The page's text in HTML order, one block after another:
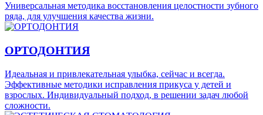
Универсальная методика восстановления целостности зубного
ряда, для улучшения качества жизни.
ОРТОДОНТИЯ
Идеальная и привлекательная улыбка, сейчас и всегда.
Эффективные методики исправления прикуса у детей и
взрослых. Индивидуальный подход, в решении задач любой
сложности.